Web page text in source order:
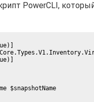
PowerCLI,
$snapshotName